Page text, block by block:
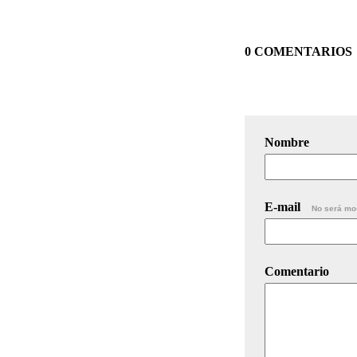
0 COMENTARIOS
Nombre
E-mail No será
Comentario